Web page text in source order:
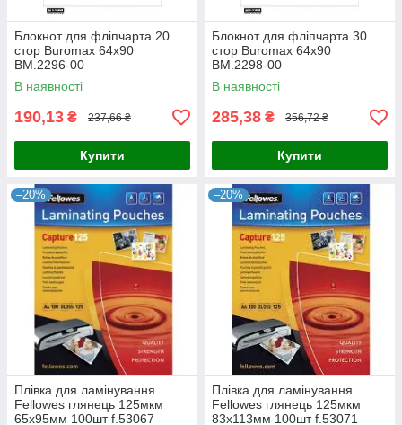
Блокнот для фліпчарта 20
стор Buromax 64х90
BM.2296-00
В наявності
190,13 ₴ 237,66 ₴
Купити
Блокнот для фліпчарта 30
стор Buromax 64х90
BM.2298-00
В наявності
285,38 ₴ 356,72 ₴
Купити
–20%
Плівка для ламінування
Fellowes глянець 125мкм
65х95мм 100шт f.53067
–20%
Плівка для ламінування
Fellowes глянець 125мкм
83х113мм 100шт f.53071